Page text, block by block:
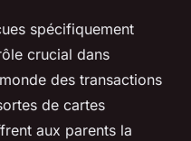
spécifiquement
crucial dans
des transactions
de cartes
aux parents la